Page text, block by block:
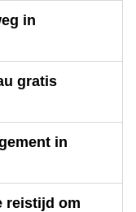
in
gratis
in
reistijd om